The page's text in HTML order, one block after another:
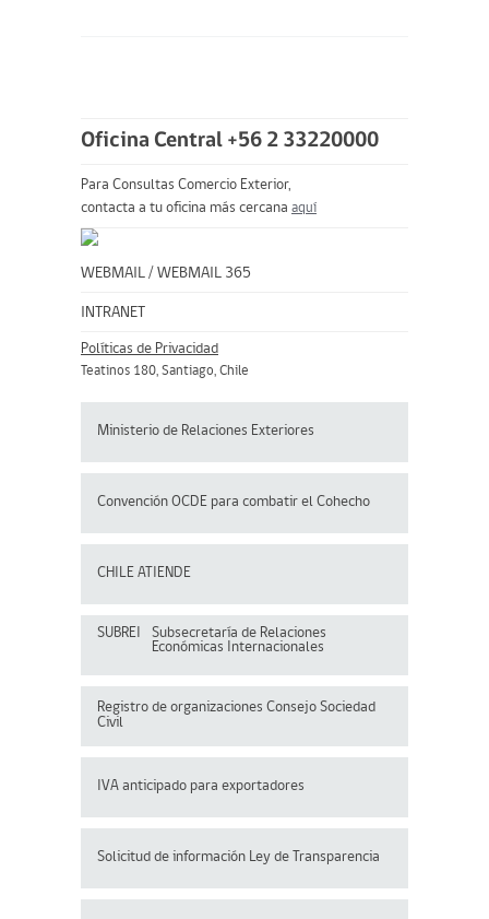
Oficina Central +56 2 33220000
Para Consultas Comercio Exterior,
contacta a tu oficina más cercana aquí
WEBMAIL / WEBMAIL 365
INTRANET
Políticas de Privacidad
Teatinos 180, Santiago, Chile
Ministerio de Relaciones Exteriores
Convención OCDE para combatir el Cohecho
CHILE ATIENDE
SUBREI
Subsecretaría de Relaciones
Económicas Internacionales
Registro de organizaciones Consejo Sociedad
Civil
IVA anticipado para exportadores
Solicitud de información Ley de Transparencia